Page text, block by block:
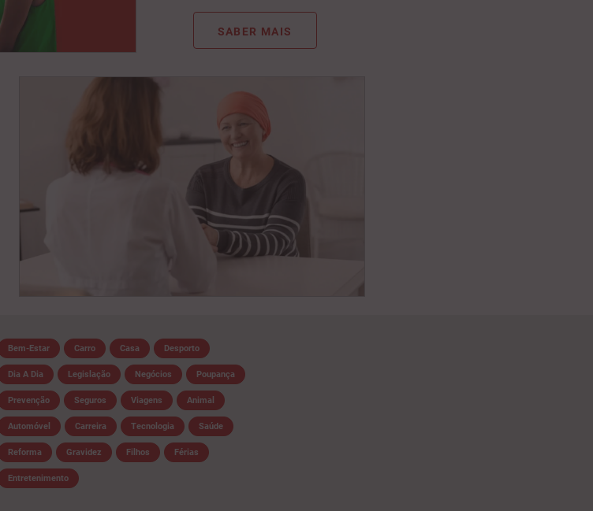
SABER MAIS
Bem-Estar Carro Casa Desporto
Dia A Dia Legislação Negócios Poupança
Prevenção Seguros Viagens Animal
Automóvel Carreira Tecnologia Saúde
Reforma Gravidez Filhos Férias
Entretenimento